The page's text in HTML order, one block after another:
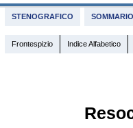
STENOGRAFICO SOMMARIO
Frontespizio Indice Alfabetico